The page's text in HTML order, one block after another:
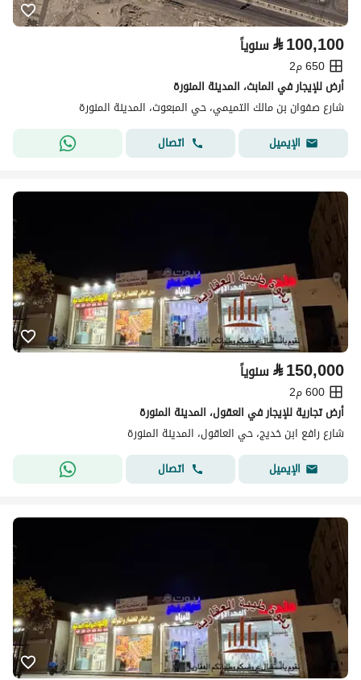
⃁100,100 سنوياً
650 م2
أرض للإيجار في المابث، المدينة المنورة
شارع صفوان بن مالك التميمي، حي المبعوث، المدينة المنورة
الإيميل
اتصال
⃁150,000 سنوياً
600 م2
أرض تجارية للإيجار في العقول، المدينة المنورة
شارع رافع ابن خديج، حي العاقول، المدينة المنورة
الإيميل
اتصال